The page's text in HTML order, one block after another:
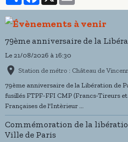
79ème anniversaire de la
Le 21/08/2026 à 16:30
Station de métro : Château de
79ème anniversaire de la Libération de
fusillés FTPF-FFI CMP (Francs-Tireurs
Françaises de l'Intèrieur ...
Commémoration de la
Ville de Paris